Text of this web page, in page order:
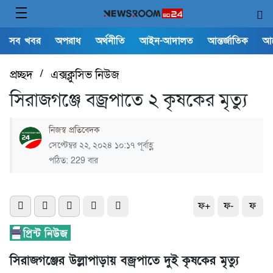
সব খবর অপরাধ অর্থনীতি আইন-আদালত আন্তর্জাতিক
প্রচ্ছদ/ এক্সক্লুসিভ নিউজ
সিরাজগঞ্জে বজ্রপাতে ২ কৃষকের মৃত্যু
নিজস্ব প্রতিবেদক
সেপ্টেম্বর ২২, ২০২৪ ১০:১৭ পূর্বাহ্ণ
পঠিত: 229 বার
ফ+ ফ- ফ
সিরাজগঞ্জের উল্লাপাড়ায় বজ্রপাতে দুই কৃষকের মৃত্যু